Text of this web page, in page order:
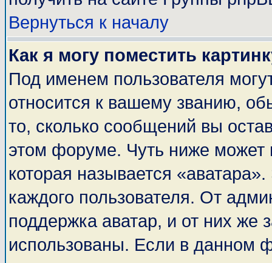
Вернуться к началу
Как я могу поместить
Под именем пользователя
относится к вашему званию,
то, сколько сообщений вы
этом форуме. Чуть ниже может
которая называется
каждого пользователя. От
поддержка аватар, и от них же
использованы. Если в данном